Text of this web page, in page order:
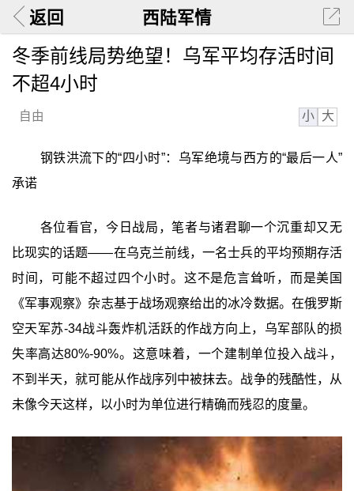
返回 西陆军情
冬季前线局势绝望！乌军平均存活时间
不超4小时
自由 小 大
钢铁洪流下的“四小时”：乌军绝境与西方的“最后一人”
承诺
各位看官，今日战局，笔者与诸君聊一个沉重却又无
比现实的话题——在乌克兰前线，一名士兵的平均预期存活
时间，可能不超过四个小时。这不是危言耸听，而是美国
《军事观察》杂志基于战场观察给出的冰冷数据。在俄罗斯
空天军苏-34战斗轰炸机活跃的作战方向上，乌军部队的损
失率高达80%-90%。这意味着，一个建制单位投入战斗，
不到半天，就可能从作战序列中被抹去。战争的残酷性，从
未像今天这样，以小时为单位进行精确而残忍的度量。